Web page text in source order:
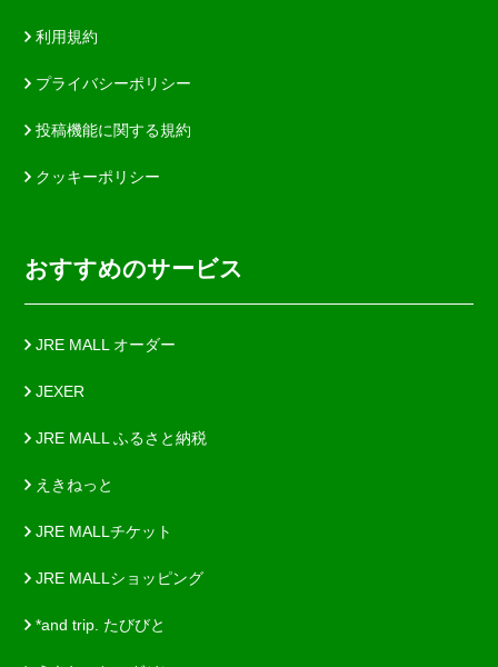
利用規約
プライバシーポリシー
投稿機能に関する規約
クッキーポリシー
おすすめのサービス
JRE MALL オーダー
JEXER
JRE MALL ふるさと納税
えきねっと
JRE MALLチケット
JRE MALLショッピング
*and trip. たびびと